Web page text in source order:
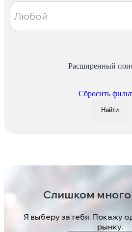
Расширенный
Сбросить
Найти
Слишком
Я выберу за тебя. Покажу
рынку.